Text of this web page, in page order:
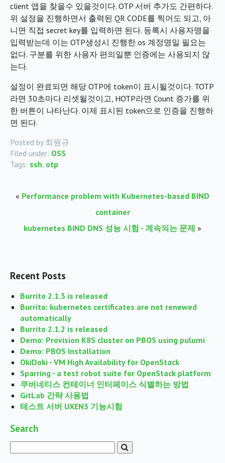
client 앱을 찾을수 있을것이다. OTP 서버 추가도 간편하다.
위 설정을 진행하면서 출력된 QR CODE를 찍어도 되고, 아
니면 직접 secret key를 입력하면 된다. 등록시 사용자명을
입력받는데 이는 OTP생성시 진행한 os 계정명일 필요는
없다. 구분를 위한 사용자 편의일뿐 인증에는 사용되지 않
는다.
설정이 완료되면 해당 OTP에 token이 표시될것이다. TOTP
라면 30초마다 리셋될것이고, HOTP라면 Count 증가를 위
한 버튼이 나타난다. 이제 표시된 token으로 인증을 진행하
면 된다.
Posted by 최원규
Filed under: OSS
Tags: ssh, otp
« Performance problem with Kubernetes-based BIND
container
kubernetes BIND DNS 성능 시험 - 계속되는 문제 »
Recent Posts
Burrito 2.1.3 is released
Burrito: kubernetes certificates are not renewed
automatically
Burrito 2.1.2 is released
Demo: Provision K8S cluster on PBOS using pulumi
Demo: PBOS Installation
OkiDoki - VM High Availability for OpenStack
Sparring - a test robot suite for OpenStack platform
쿠버네티스 컨테이너 인터페이스 식별하는 방법
GitLab 간략 사용법
테스트 서버 UXEN3 기능시험
Search